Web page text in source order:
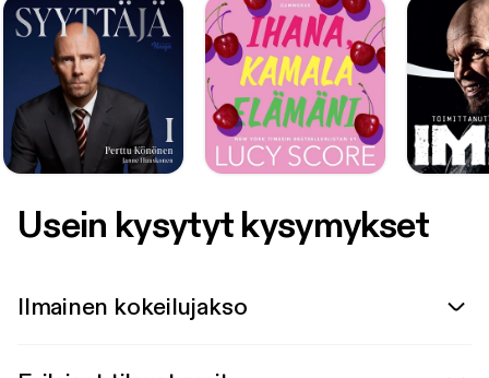
Usein kysytyt kysymykset
Ilmainen kokeilujakso